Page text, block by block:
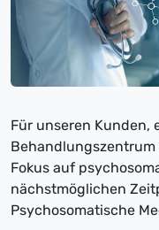
Für unseren Kunden,
Behandlungszentrum
Fokus auf
nächstmöglichen
Psychosomatische